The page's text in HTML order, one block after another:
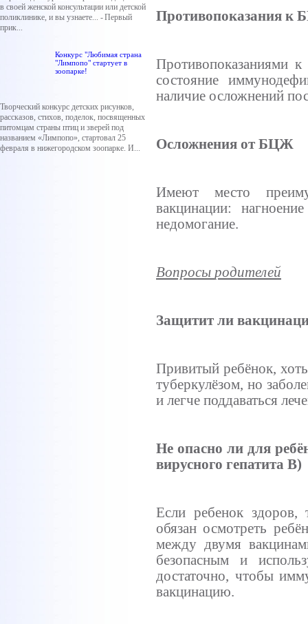
Противопоказания к
Противопоказаниями
состояние
наличие осложнений
Осложнения от БЦЖ
Имеют место
вакцинации:нагноение
недомогание.
Вопросы родителей
Защитит ли
Привитый ребёнок, хоть
туберкулёзом, но
и легче поддаваться
Не опасно лидля
вирусного гепатита В)
Если ребенок здоров,
обязан осмотреть
между двумя
безопасным и
достаточно, чтобы
вакцинацию.
в своей женской консультации или детской
поликлинике, и вы узнаете... - Первый
прик...
Конкурс "Любимая страна
"Лимпопо" стартует в
зоопарке!
Творческий конкурс детских рисунков,
рассказов, стихов, поделок, посвященных
питомцам страны птиц и зверей под
названием «Лимпопо», стартовал 25
февраля в нижегородском зоопарке. И...